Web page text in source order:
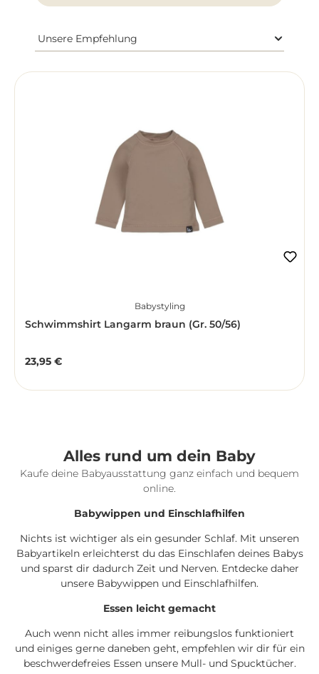
Babystyling
Schwimmshirt Langarm braun (Gr. 50/56)
Regulärer Preis:
23,95 €
Alles rund um dein Baby
Kaufe deine Babyausstattung ganz einfach und bequem
online.
Babywippen und Einschlafhilfen
Nichts ist wichtiger als ein gesunder Schlaf. Mit unseren
Babyartikeln erleichterst du das Einschlafen deines Babys
und sparst dir dadurch Zeit und Nerven. Entdecke daher
unsere Babywippen und Einschlafhilfen.
Essen leicht gemacht
Auch wenn nicht alles immer reibungslos funktioniert
und einiges gerne daneben geht, empfehlen wir dir für ein
beschwerdefreies Essen unsere Mull- und Spucktücher.